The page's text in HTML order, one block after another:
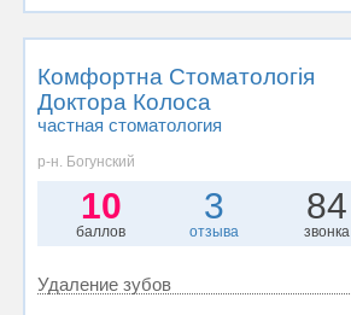
Комфортна Стоматологія
Доктора Колоса
частная стоматология
р-н. Богунский
10
баллов
3
отзыва
84
звонка
Удаление зубов